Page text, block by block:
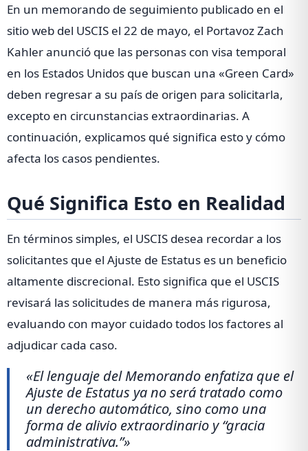
En un memorando de seguimiento publicado en el
sitio web del USCIS el 22 de mayo, el Portavoz Zach
Kahler anunció que las personas con visa temporal
en los Estados Unidos que buscan una «Green Card»
deben regresar a su país de origen para solicitarla,
excepto en circunstancias extraordinarias. A
continuación, explicamos qué significa esto y cómo
afecta los casos pendientes.
Qué Significa Esto en Realidad
En términos simples, el USCIS desea recordar a los
solicitantes que el Ajuste de Estatus es un beneficio
altamente discrecional. Esto significa que el USCIS
revisará las solicitudes de manera más rigurosa,
evaluando con mayor cuidado todos los factores al
adjudicar cada caso.
«El lenguaje del Memorando enfatiza que el
Ajuste de Estatus ya no será tratado como
un derecho automático, sino como una
forma de alivio extraordinario y “gracia
administrativa.”»